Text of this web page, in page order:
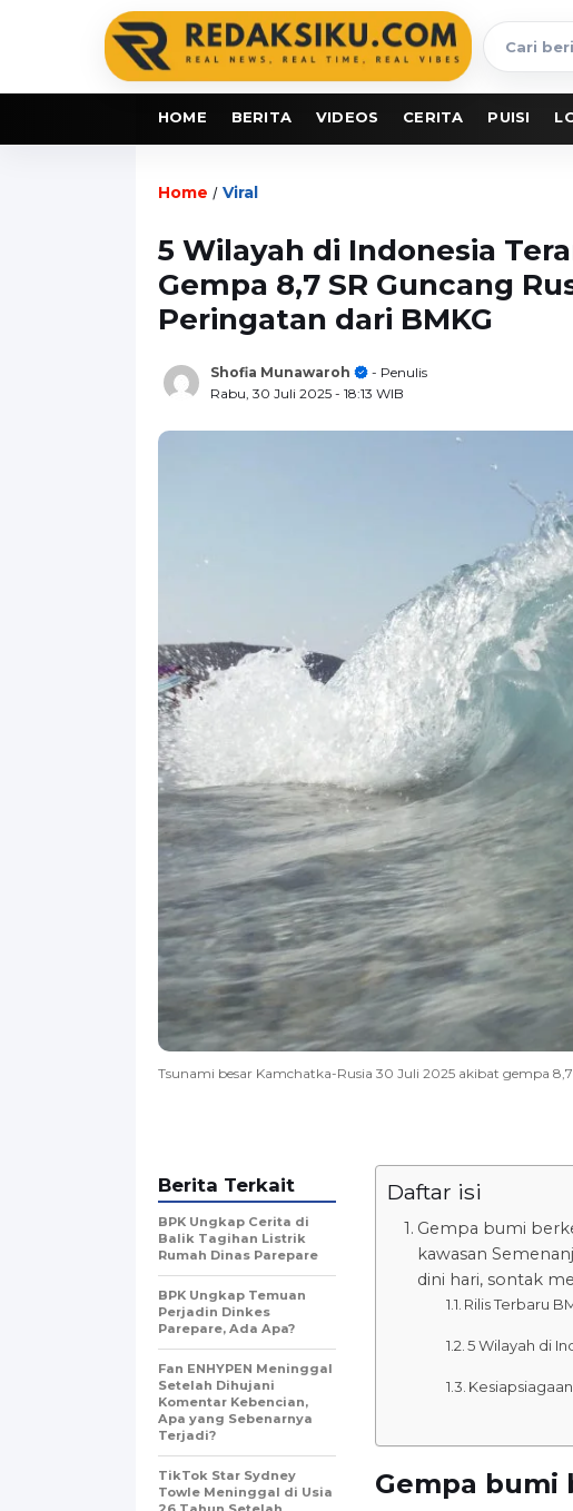
Cari
berita
HOME BERITA VIDEOS CERITA PUISI
Home / Viral
5 Wilayah di Indonesia
Gempa 8,7 SR Guncang
Peringatan dari BMKG
Shofia Munawaroh
- Penulis
Rabu, 30 Juli 2025 - 18:13 WIB
Tsunami besar Kamchatka-Rusia 30 Juli 2025 akibat gempa
Daftar isi
Gempa bumi
kawasan
dini hari, sontak
Rilis Terbaru
5 Wilayah di
Gempa bumi
Berita Terkait
BPK Ungkap Cerita di
Balik Tagihan Listrik
Rumah Dinas Parepare
BPK Ungkap Temuan
Perjadin Dinkes
Parepare, Ada Apa?
Fan ENHYPEN Meninggal
Setelah Dihujani
Komentar Kebencian,
Apa yang Sebenarnya
Terjadi?
TikTok Star Sydney
Towle Meninggal di Usia